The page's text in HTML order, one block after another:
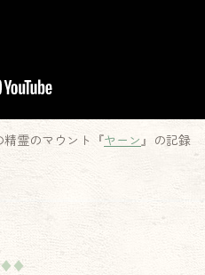
精霊のマウント『ヤーン』の記録